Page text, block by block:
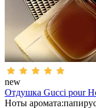
new
Отдушка Gucci pour
Ноты